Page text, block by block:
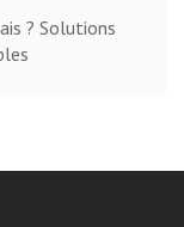
? Solutions